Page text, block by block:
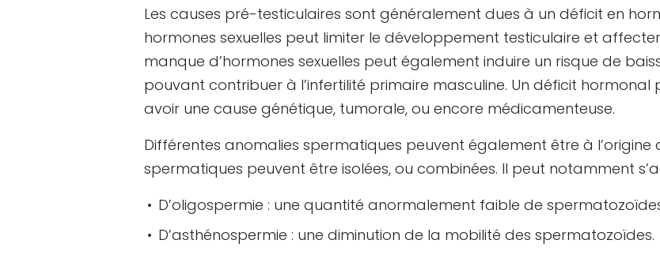
Les causes pré-testiculaires sont généralement dues à un déficit en
hormones sexuelles peut limiter le développement testiculaire et
manque d’hormones sexuelles peut également induire un risque de
pouvant contribuer à l’infertilité primaire masculine. Un déficit hormonal
avoir une cause génétique, tumorale, ou encore médicamenteuse.
Différentes anomalies spermatiques peuvent également être à l’origine
spermatiques peuvent être isolées, ou combinées. Il peut notamment
D’oligospermie : une quantité anormalement faible de
D’asthénospermie : une diminution de la mobilité des spermatozoïdes.